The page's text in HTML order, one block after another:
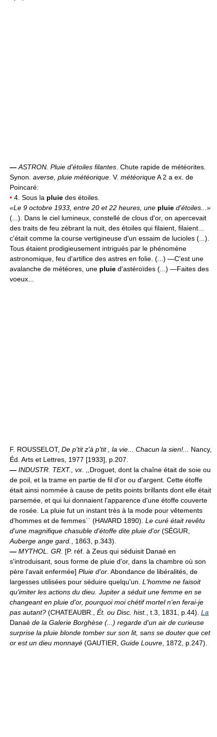
— ASTRON. Pluie d'étoiles filantes . Chute rapide de météorites.
Synon. averse, pluie météorique . V. météoriqueA 2 a ex. de
Poincaré:
• 4. Sous la pluie des étoiles.
«Le 9 octobre 1933, entre 20 et 22 heures, une pluie d'étoiles...»
(...). Dans le ciel lumineux, constellé de clous d'or, on apercevait
des traits de feu zébrant la nuit, des étoiles qui filaient, filaient...
c'était comme la course vertigineuse d'un essaim de lucioles (...).
Tous étaient prodigieusement intrigués par le phénomène
astronomique, feu d'artifice des astres en folie. (...) —C'est une
avalanche de météores, une pluie d'astéroïdes (...) —Faites des
voeux...
F. ROUSSELOT, De p'tit z'à p'tit , la vie... Chacun la sien!... Nancy,
Éd. Arts et Lettres, 1977 [1933], p.207.
— INDUSTR. TEXT., vx . ,,Droguet, dont la chaîne était de soie ou
de poil, et la trame en partie de fil d'or ou d'argent. Cette étoffe
était ainsi nommée à cause de petits points brillants dont elle était
parsemée, et qui lui donnaient l'apparence d'une étoffe couverte
de rosée. La pluie fut un instant très à la mode pour vêtements
d'hommes et de femmes`` (HAVARD 1890). Le curé était revêtu
d'une magnifique chasuble d'étoffe dite pluie d'or (SÉGUR,
Auberge ange gard.
, 1863, p.343).
— MYTHOL. GR. [P. réf. à Zeus qui séduisit Danaé en
s'introduisant, sous forme de pluie d'or, dans la chambre où son
père l'avait enfermée] Pluie d'or . Abondance de libéralités, de
largesses utilisées pour séduire quelqu'un. L'homme ne faisoit
qu'imiter les actions du dieu. Jupiter a séduit une femme en se
changeant en pluie d'or, pourquoi moi chétif mortel n'en ferai-je
pas autant? (CHATEAUBR., Ét. ou Disc. hist. , t.3, 1831, p.44). La
Danaé de la Galerie Borghèse (...) regarde d'un air de curieuse
surprise la pluie blonde tomber sur son lit, sans se douter que cet
or est un dieu monnayé (GAUTIER, Guide Louvre , 1872, p.247).